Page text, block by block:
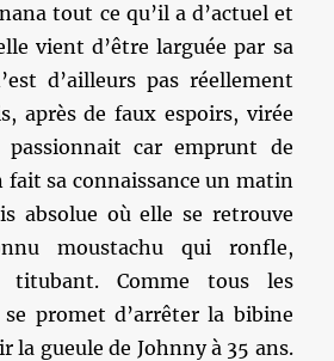
tout ce qu’il a d’actuel et
vient d’être larguée par sa
d’ailleurs pas réellement
après de faux espoirs, virée
car emprunt de
fait sa connaissance un matin
absolue où elle se retrouve
moustachu qui ronfle,
titubant. Comme tous les
promet d’arrêter la bibine
la gueule de Johnny à 35 ans.